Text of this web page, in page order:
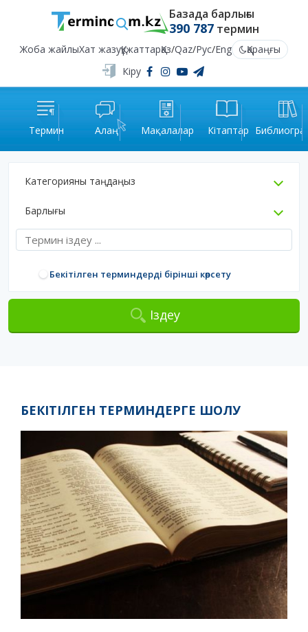
Базада барлығы
390 787термин
Жоба жайлыХат жазуҚұжаттарҚаз/Qaz/Рус/Eng
Қараңғы
Кіру
Термин Алаң Мақалалар Кітаптар
Категорияны таңдаңыз
Барлығы
Бекітілген терминдерді бірінші көрсету
Іздеу
БЕКІТІЛГЕН ТЕРМИНДЕРГЕ ШОЛУ